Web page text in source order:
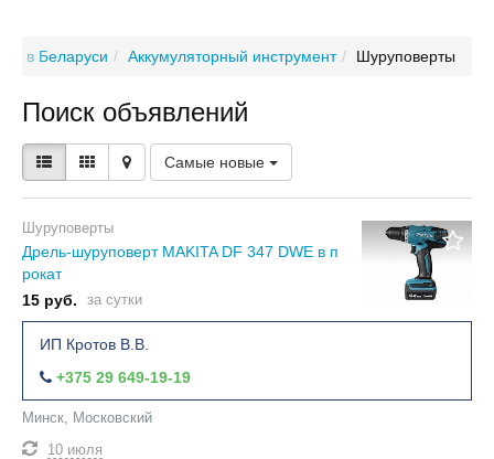
в Беларуси Аккумуляторный инструмент Шуруповерты
Поиск объявлений
Самые новые
Шуруповерты
Дрель-шуруповерт MAKITA DF 347 DWE в п
рокат
15 руб.
за сутки
ИП Кротов В.В.
+375 29 649-19-19
Минск, Московский
10 июля